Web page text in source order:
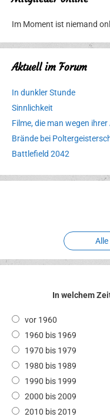
Im Moment ist niemand
Aktuell im Forum
In dunkler Stunde
Sinnlichkeit
Filme, die man wegen
Brände bei
Battlefield 2042
Erlebnispark
In welchem
vor 1960
1960 bis 1969
1970 bis 1979
1980 bis 1989
1990 bis 1999
2000 bis 2009
2010 bis 2019